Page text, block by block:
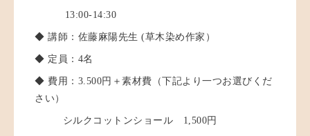
13:00-14:30
◆ 講師：佐藤麻陽先生 (草木染め作家）
◆ 定員：4名
◆ 費用：3.500円＋素材費（下記より一つお選びくだ
さい）
シルクコットンショール 1,500円